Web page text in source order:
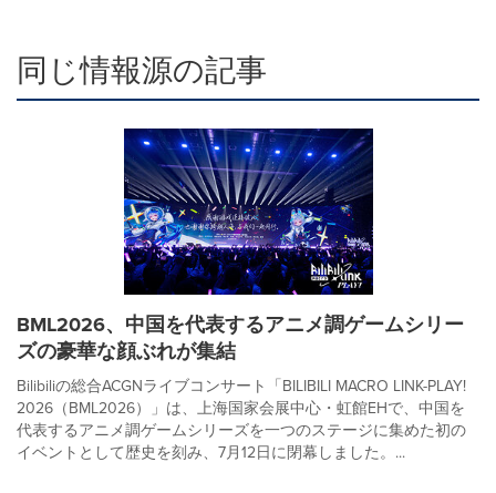
同じ情報源の記事
BML2026、中国を代表するアニメ調ゲームシリー
ズの豪華な顔ぶれが集結
Bilibiliの総合ACGNライブコンサート「BILIBILI MACRO LINK-PLAY!
2026（BML2026）」は、上海国家会展中心・虹館EHで、中国を
代表するアニメ調ゲームシリーズを一つのステージに集めた初の
イベントとして歴史を刻み、7月12日に閉幕しました。...